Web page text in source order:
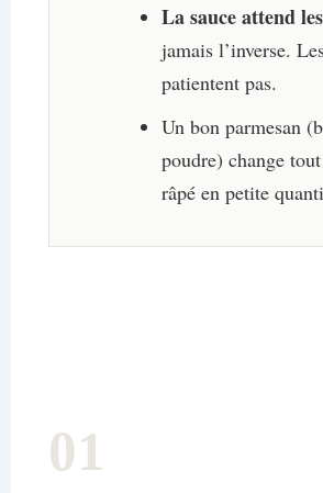
La sauce attend
jamais l’inverse.
patientent pas.
Un bon parmesan
poudre) change
râpé en petite
01